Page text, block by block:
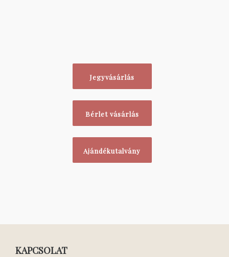
Jegyvásárlás
Bérlet vásárlás
Ajándékutalvány
KAPCSOLAT